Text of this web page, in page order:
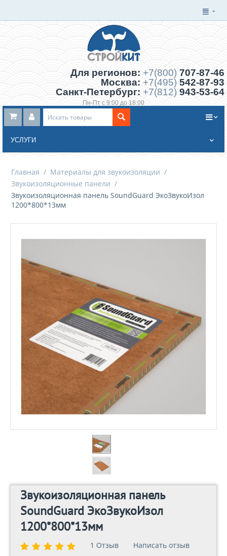
Для регионов: +7(800) 707-87-46
Москва: +7(495) 542-87-93
Санкт-Петербург: +7(812) 943-53-64
Пн-Пт с 9:00 до 18:00
Заказать обратный звонок
УСЛУГИ
Главная / Материалы для звукоизоляции /
Звукоизоляционные панели /
Звукоизоляционная панель SoundGuard ЭкоЗвукоИзол
1200*800*13мм
Звукоизоляционная панель
SoundGuard ЭкоЗвукоИзол
1200*800*13мм
1 Отзыв
1 Отзыв Написать отзыв